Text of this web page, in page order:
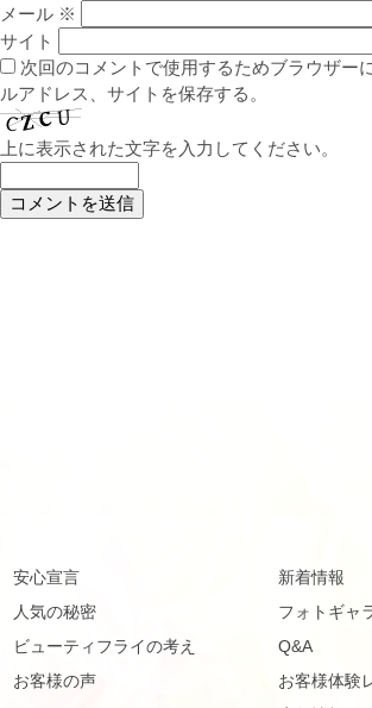
メール ※
サイト
次回のコメントで使用するためブラウザー
ルアドレス、サイトを保存する。
上に表示された文字を入力してください。
安心宣言
人気の秘密
ビューティフライの考え
お客様の声
新着情報
フォトギャ
Q&A
お客様体験